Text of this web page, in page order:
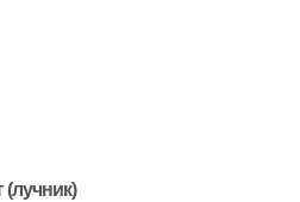
(лучник)